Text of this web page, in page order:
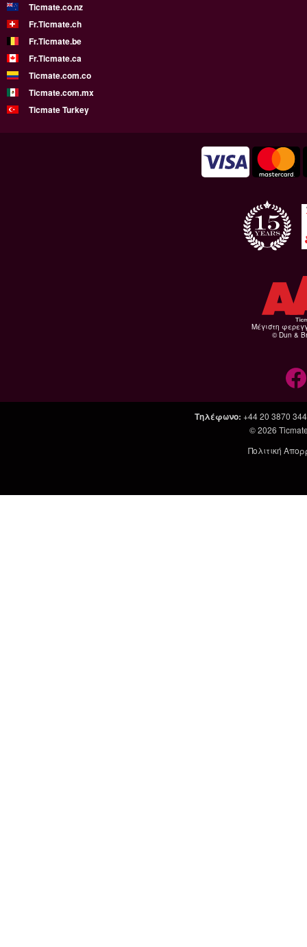
Ticmate.co.nz
Fr.Ticmate.ch
Fr.Ticmate.be
Fr.Ticmate.ca
Ticmate.com.co
Ticmate.com.mx
Ticmate Turkey
Μέγιστη
© Dun &
Τηλέφωνο: +44 20 3870
© 2026
Πολιτική